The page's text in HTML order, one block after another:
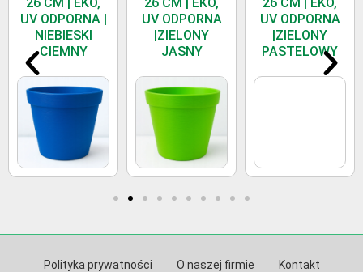
UV ODPORNA |
NIEBIESKI
CIEMNY
UV ODPORNA
|ZIELONY
JASNY
UV ODPORNA
|ZIELONY
PASTELOWY
Polityka prywatności O naszej firmie Kontakt